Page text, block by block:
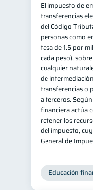
El impuesto de
transferencias
del Código
personas como
tasa de 1.5 por
cada peso),
cualquier
de
transferencias o
a terceros.
financiera actúa
retener los
del impuesto,
General de
Educación